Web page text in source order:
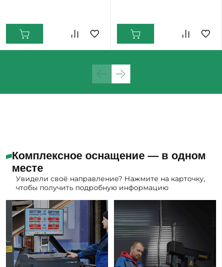
Комплексное оснащение — в одном
месте
Увидели своё направление? Нажмите на карточку,
чтобы получить подробную информацию